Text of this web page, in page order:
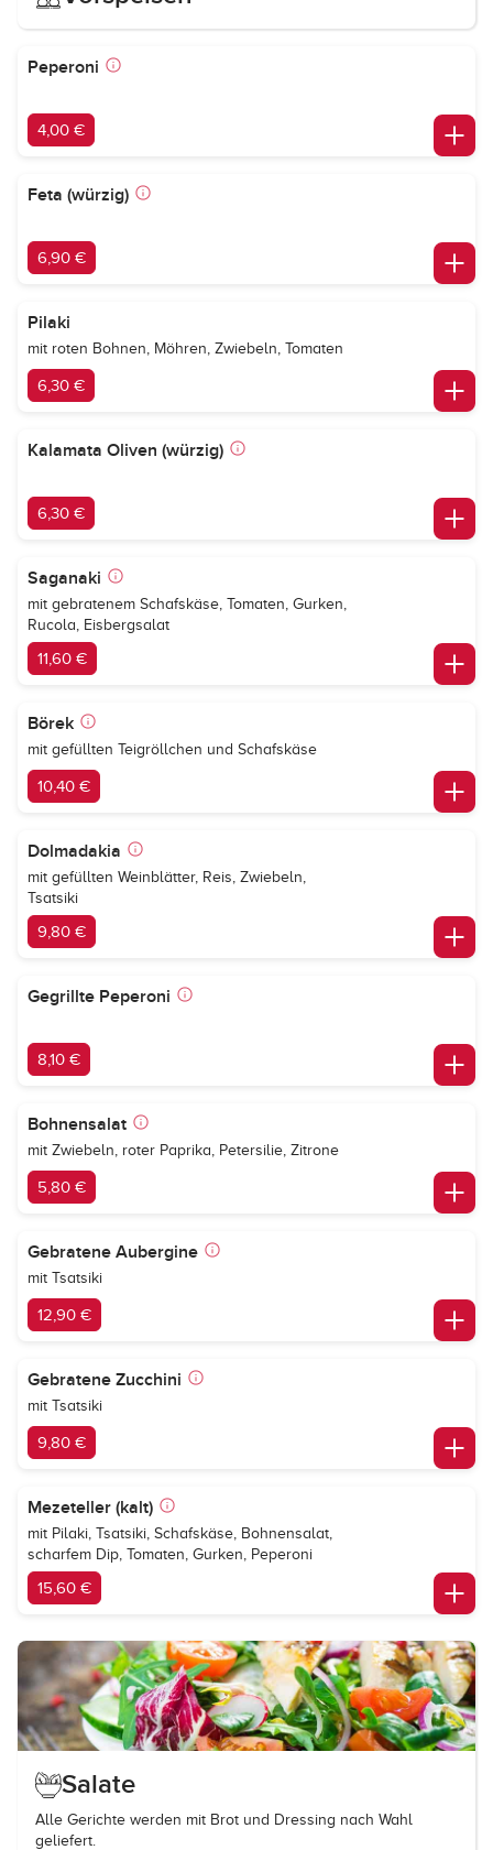
Peperoni
4,00 €
Feta (würzig)
6,90 €
Pilaki
mit roten Bohnen, Möhren, Zwiebeln, Tomaten
6,30 €
Kalamata Oliven (würzig)
6,30 €
Saganaki
mit gebratenem Schafskäse, Tomaten, Gurken,
Rucola, Eisbergsalat
11,60 €
Börek
mit gefüllten Teigröllchen und Schafskäse
10,40 €
Dolmadakia
mit gefüllten Weinblätter, Reis, Zwiebeln,
Tsatsiki
9,80 €
Gegrillte Peperoni
8,10 €
Bohnensalat
mit Zwiebeln, roter Paprika, Petersilie, Zitrone
5,80 €
Gebratene Aubergine
mit Tsatsiki
12,90 €
Gebratene Zucchini
mit Tsatsiki
9,80 €
Mezeteller (kalt)
mit Pilaki, Tsatsiki, Schafskäse, Bohnensalat,
scharfem Dip, Tomaten, Gurken, Peperoni
15,60 €
Salate
Alle Gerichte werden mit Brot und Dressing nach Wahl
geliefert.